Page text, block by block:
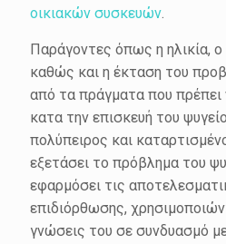
οικιακών συσκευών.
Παράγοντες όπως η ηλικία, ο
καθώς και η έκταση του
από τα πράγματα που
κατα την επισκευή του
πολύπειρος και
εξετάσει το πρόβλημα του
εφαρμόσει τις
επιδιόρθωσης,
γνώσεις του σε συνδυασμό